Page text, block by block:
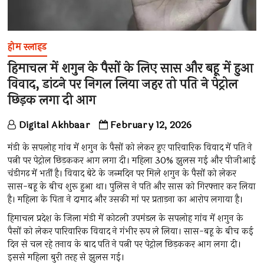
होम स्लाइड
हिमाचल में शगुन के पैसों के लिए सास और बहू में हुआ
विवाद, डांटने पर निगल लिया जहर तो पति ने पेट्रोल
छिड़क लगा दी आग
Digital Akhbaar February 12, 2026
मंडी के सपलोह गांव में शगुन के पैसों को लेकर हुए पारिवारिक विवाद में पति ने
पत्नी पर पेट्रोल छिड़ककर आग लगा दी। महिला 30% झुलस गई और पीजीआई
चंडीगढ़ में भर्ती है। विवाद बेटे के जन्मदिन पर मिले शगुन के पैसों को लेकर
सास-बहू के बीच शुरू हुआ था। पुलिस ने पति और सास को गिरफ्तार कर लिया
है। महिला के पिता ने दामाद और उसकी मां पर प्रताड़ना का आरोप लगाया है।
हिमाचल प्रदेश के जिला मंडी में कोटली उपमंडल के सपलोह गांव में शगुन के
पैसों को लेकर पारिवारिक विवाद ने गंभीर रूप ले लिया। सास-बहू के बीच कई
दिन से चल रहे तनाव के बाद पति ने पत्नी पर पेट्रोल छिड़ककर आग लगा दी।
इससे महिला बुरी तरह से झुलस गई।